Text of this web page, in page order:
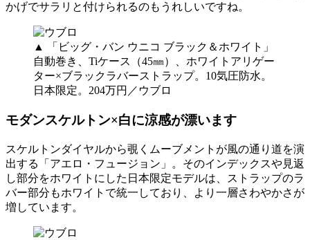
かげでサラリと付けられるのもうれしいですね。
▲ 「ビッグ・バン ウニコ ブラック＆ホワイト」
自動巻き、Tiケース（45㎜）、ホワイトアリゲー
ター×ブラックラバーストラップ。10気圧防水。
日本限定。204万円／ウブロ
モダンスケルトン×白に涼感が漂います
スケルトンダイヤルから覗くムーブメントが風の通り道を演
出する「アエロ・フュージョン」。そのインデックスや見返
し部分をホワイトにした日本限定モデルは、ストラップのラ
バー部分もホワイトで統一しており、より一層さわやかさが
増しています。